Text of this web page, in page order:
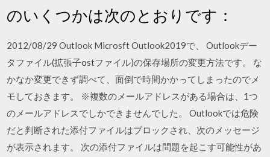
のいくつかは次のとおりです：
2012/08/29 Outlook Microsft Outlook2019で、 Outlookデー
タファイル(拡張子ostファイル)の保存場所の変更方法です。 な
かなか変更できず調べて、面倒で時間かかってしまったのでメ
モしておきます。 ※複数のメールアドレスがある場合は、1つ
のメールアドレスでしかできませんでした。 Outlookでは危険
だと判断された添付ファイルはブロックされ、次のメッセージ
が表示されます。 次の添付ファイルは問題を起こす可能性があ